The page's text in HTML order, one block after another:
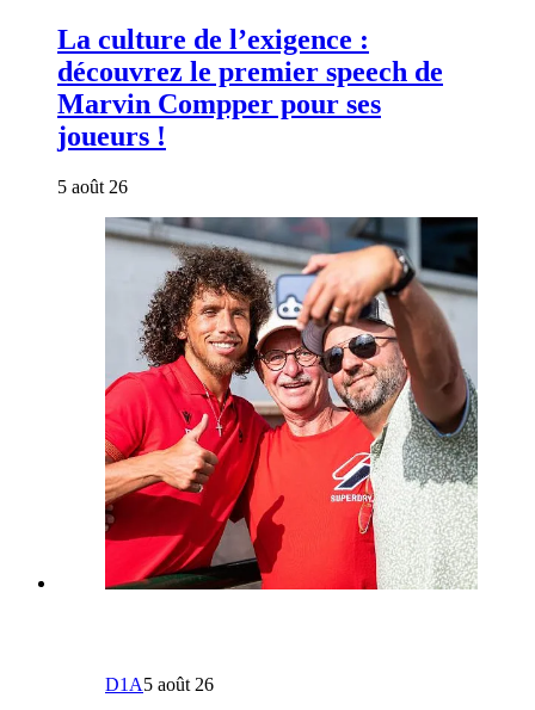
La culture de l’exigence :
découvrez le premier speech de
Marvin Compper pour ses
joueurs !
5 août 26
D1A5 août 26